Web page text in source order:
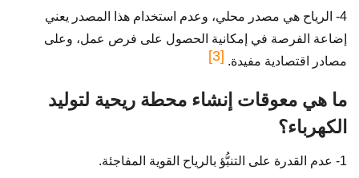
4- الرياح هي مصدر محلي، وعدم استخدام هذا المصدر يعني
إضاعة الفرصة في إمكانية الحصول على فرص عمل، وعلى
مصادر اقتصادية مفيدة. [3]
ما هي معوقات إنشاء محطة ريحية لتوليد
الكهرباء؟
1- عدم القدرة على التنبُّؤ بالرياح القوية المفاجئة.